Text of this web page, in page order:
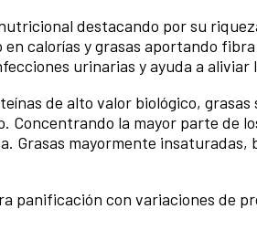
destacando por su
en calorías y grasas aportando
urinarias y ayuda a aliviar
de alto valor biológico, grasas
Concentrando la mayor parte de
Grasas mayormente insaturadas,
panificación con variaciones de